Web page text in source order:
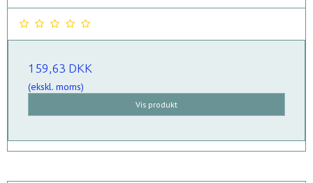
159,63 DKK
(ekskl. moms)
Vis produkt